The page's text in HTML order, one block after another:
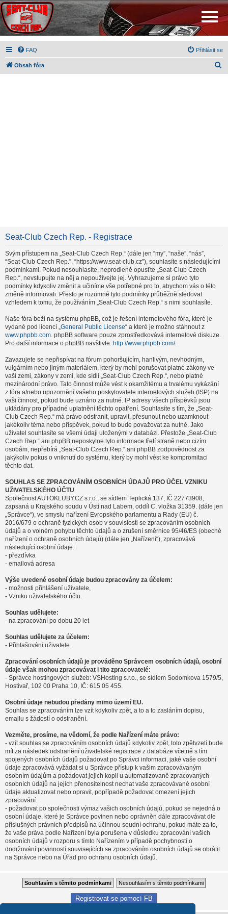
FAQ Přihlásit se
Obsah fóra
Seat-Club Czech Rep. - Registrace
Svým přístupem na „Seat-Club Czech Rep.“ (dále jen “my”, “naše”, “nás”,
“Seat-Club Czech Rep.”, “https://www.seat-club.cz”), souhlasíte s následujícími
podmínkami. Pokud nesouhlasíte, neprodleně opusťte „Seat-Club Czech
Rep.“, nevstupujte na něj a nepoužívejte jej. Vyhrazujeme si právo tyto
podmínky kdykoliv změnit a učiníme vše potřebné pro to, abychom vás o této
změně informovali. Přesto je rozumné tyto podmínky průběžně sledovat
vzhledem k tomu, že používáním „Seat-Club Czech Rep.“ s nimi souhlasíte.
Naše fóra beží na systému phpBB, což je řešení internetového fóra, které je
vydané pod licencí „General Public License“ a které je možno stáhnout z
www.phpbb.com. phpBB software pouze zprostředkovává internetové diskuze.
Pro další informace o phpBB navštivte: http://www.phpbb.com/.
Zavazujete se nepřispívat na fórum pohoršujícím, hanlivým, nevhodným,
vulgárním nebo jiným materiálem, který by mohl porušovat platné zákony ve
vaší zemi, zákony v zemi, kde sídlí „Seat-Club Czech Rep.“, nebo platné
mezinárodní právo. Tato činnost může vést k okamžitému a trvalému vykázání
z fóra a/nebo upozornění vašeho poskytovatele internetových služeb (ISP) na
vaši činnost, pokud bude uznáno za nutné. IP adresy všech příspěvků jsou
ukládány pro případné uplatnění těchto opatření. Souhlasíte s tím, že „Seat-
Club Czech Rep.“ má právo odstranit, upravit, přesunout nebo uzamknout
jakékoliv téma nebo příspěvek, pokud to bude považovat za nutné. Jako
uživatel souhlasíte se všemi údaji uloženými v databázi. Přestože „Seat-Club
Czech Rep.“ ani phpBB neposkytne tyto informace třetí straně nebo cizím
osobám, nepřebírá „Seat-Club Czech Rep.“ ani phpBB zodpovědnost za
jakýkoliv pokus o vniknutí do systému, který by mohl vést ke kompromitaci
těchto dat.
SOUHLAS SE ZPRACOVÁNÍM OSOBNÍCH ÚDAJŮ PRO ÚČEL VZNIKU
UŽIVATELSKÉHO ÚČTU
Společnost AUTOKLUBY.CZ s.r.o., se sídlem Teplická 137, IČ 22773908,
zapsaná u Krajského soudu v Ústí nad Labem, oddíl C, vložka 31359. (dále jen
„Správce“), ve smyslu nařízení Evropského parlamentu a Rady (EU) č.
2016/679 o ochraně fyzických osob v souvislosti se zpracováním osobních
údajů a o volném pohybu těchto údajů a o zrušení směrnice 95/46/ES (obecné
nařízení o ochraně osobních údajů) (dále jen „Nařízení“), zpracovává
následující osobní údaje:
- přezdívka
- emailová adresa
Výše uvedené osobní údaje budou zpracovány za účelem:
- možnosti přihlášení uživatele,
- Vzniku uživatelského účtu.
Souhlas udělujete:
- na zpracování po dobu 20 let
Souhlas udělujete za účelem:
- Přihlašování uživatele.
Zpracování osobních údajů je prováděno Správcem osobních údajů, osobní
údaje však mohou zpracovávat i tito zpracovatelé:
- Správce hostingových služeb: VSHosting s.r.o., se sídlem Sodomkova 1579/5,
Hostivař, 102 00 Praha 10, IČ: 615 05 455.
Osobní údaje nebudou předány mimo území EU.
Souhlas se zpracováním lze vzít kdykoliv zpět, a to a to zasláním dopisu,
emailu s žádostí o odstranění.
Vezměte, prosíme, na vědomí, že podle Nařízení máte právo:
- vzít souhlas se zpracováním osobních údajů kdykoliv zpět, toto zpětvzetí bude
mít za následek odstranění uživatelské registrace z databáze včetně s tím
spojených osobních údajů požadovat po Správci informaci, jaké vaše osobní
údaje zpracovává vyžádat si u Správce přístup k vašim zpracovávaným
osobním údajům a požadovat jejich kopii u automatizovaně zpracovaných
osobních údajů na jejich přenositelnost nechat vaše zpracovávané osobní
údaje aktualizovat nebo opravit, popřípadě požadovat omezení jejich
zpracování.
- požadovat po společnosti výmaz vašich osobních údajů, pokud se nejedná o
osobní údaje, které je Správce povinen nebo oprávněn dále zpracovávat dle
příslušných právních předpisů na účinnou soudní ochranu, pokud máte za to,
že vaše práva podle Nařízení byla porušena v důsledku zpracování vašich
osobních údajů v rozporu s tímto Nařízením v případě pochybností o
dodržování povinností souvisejících se zpracováním osobních údajů se obrátit
na Správce nebo na Úřad pro ochranu osobních údajů.
Registrovat se pomocí FB